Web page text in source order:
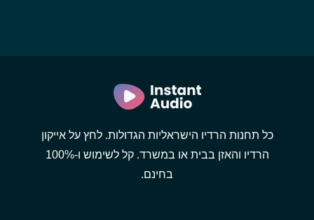
כל תחנות הרדיו הישראליות הגדולות. לחץ על אייקון
הרדיו והאזן בבית או במשרד. קל לשימוש ו-100%
בחינם.